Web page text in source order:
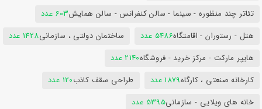
تئاتر چند منظوره - سینما - سالن کنفرانس - سالن همایش603 عدد
هتل - رستوران - اقامتگاه5486 عدد ساختمان دولتی ، سازمانی1428 عدد
هایپر مارکت - مرکز خرید - فروشگاه2140 عدد
کارخانه صنعتی ، کارگاه1879 عدد طراحی سقف کاذب120 عدد
خانه های ویلایی - سازمانی5395 عدد